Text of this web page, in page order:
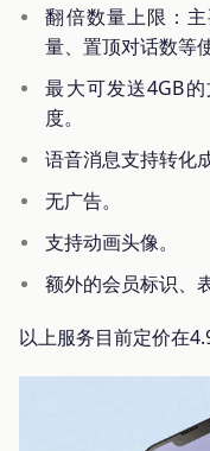
翻倍数量上限：
量、置顶对话数等
最大可发送4GB
度。
语音消息支持转化
无广告。
支持动画头像。
额外的会员标识、
以上服务目前定价在